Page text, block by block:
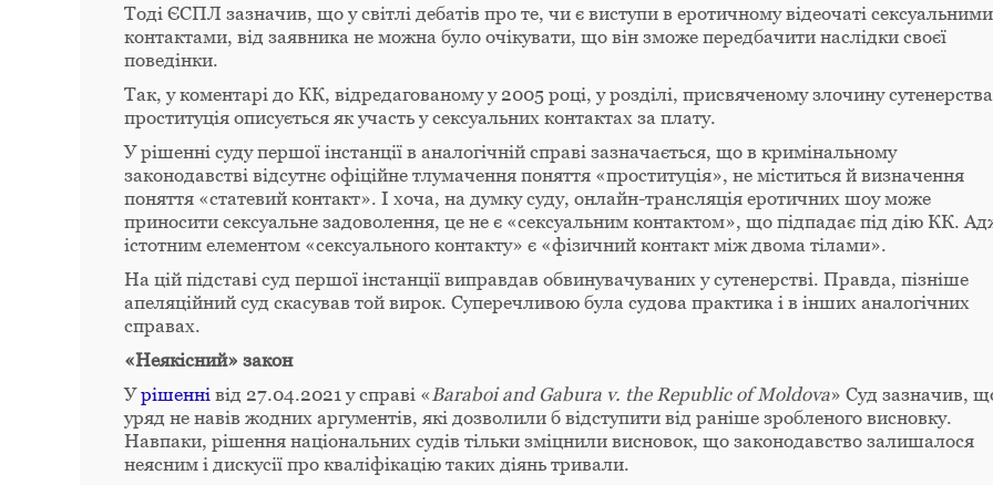
Тоді ЄСПЛ зазначив, що у світлі дебатів про те, чи є виступи в еротичному відеочаті сексуальними
контактами, від заявника не можна було очікувати, що він зможе передбачити наслідки своєї
поведінки.
Так, у коментарі до КК, відредагованому у 2005 році, у розділі, присвяченому злочину
проституція описується як участь у сексуальних контактах за плату.
У рішенні суду першої інстанції в аналогічній справі зазначається, що в кримінальному
законодавстві відсутнє офіційне тлумачення поняття «проституція», не міститься й визначення
поняття «статевий контакт». І хоча, на думку суду, онлайн-трансляція еротичних шоу може
приносити сексуальне задоволення, це не є «сексуальним контактом», що підпадає під дію КК.
істотним елементом «сексуального контакту» є «фізичний контакт між двома тілами».
На цій підставі суд першої інстанції виправдав обвинувачуваних у сутенерстві. Правда, пізніше
апеляційний суд скасував той вирок. Суперечливою була судова практика і в інших аналогічних
справах.
«Неякісний» закон
Урішенні від 27.04.2021 у справі « Baraboi and Gabura v. the Republic of Moldova» Суд зазначив,
уряд не навів жодних аргументів, які дозволили б відступити від раніше зробленого висновку.
Навпаки, рішення національних судів тільки зміцнили висновок, що законодавство залишалося
неясним і дискусії про кваліфікацію таких діянь тривали.